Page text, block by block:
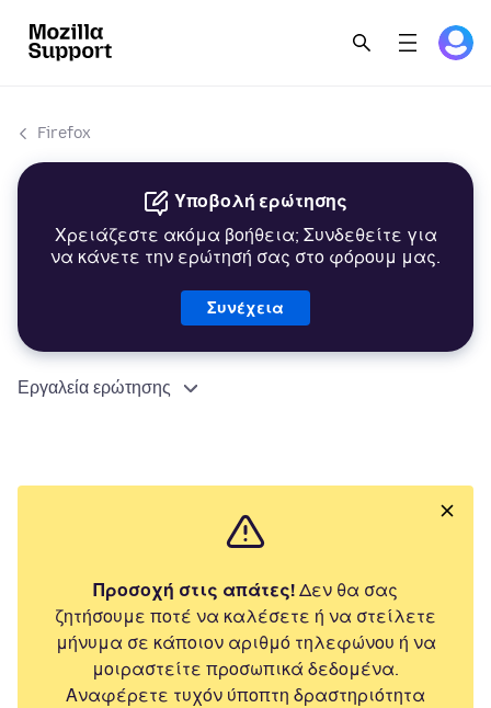
Firefox
Υποβολή ερώτησης
Χρειάζεστε ακόμα βοήθεια; Συνδεθείτε για
να κάνετε την ερώτησή σας στο φόρουμ μας.
Συνέχεια
Εργαλεία ερώτησης
Προσοχή στις απάτες! Δεν θα σας
ζητήσουμε ποτέ να καλέσετε ή να στείλετε
μήνυμα σε κάποιον αριθμό τηλεφώνου ή να
μοιραστείτε προσωπικά δεδομένα.
Αναφέρετε τυχόν ύποπτη δραστηριότητα